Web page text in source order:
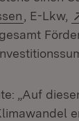
(Öffnet
, E-Lkw,
„Auf